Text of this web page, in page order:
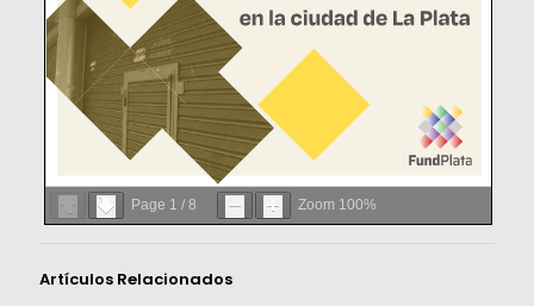
Page 1 / 8 Zoom 100%
Artículos Relacionados